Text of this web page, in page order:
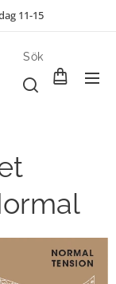
11-15
Sök